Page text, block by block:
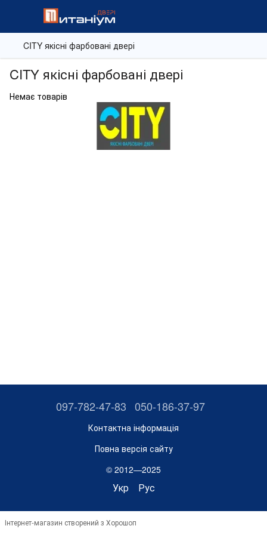
CITY якісні фарбовані двері
CITY якісні фарбовані двері
Немає товарів
097-782-47-83 050-186-37-97
Контактна інформація
Повна версія сайту
© 2012—2025
Укр Рус
Інтернет-магазин створений з Хорошоп